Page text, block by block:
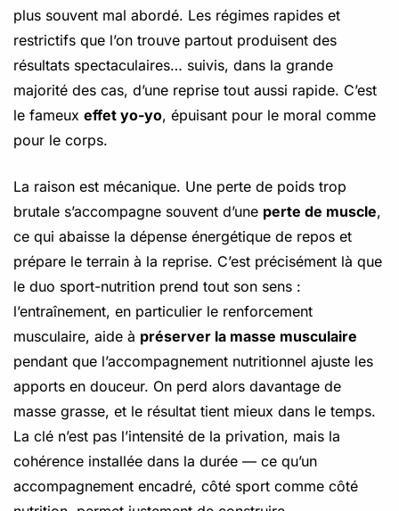
plus souvent mal abordé. Les régimes rapides et
restrictifs que l’on trouve partout produisent des
résultats spectaculaires… suivis, dans la grande
majorité des cas, d’une reprise tout aussi rapide. C’est
le fameux effet yo-yo, épuisant pour le moral comme
pour le corps.
La raison est mécanique. Une perte de poids trop
brutale s’accompagne souvent d’une perte de muscle,
ce qui abaisse la dépense énergétique de repos et
prépare le terrain à la reprise. C’est précisément là que
le duo sport-nutrition prend tout son sens :
l’entraînement, en particulier le renforcement
musculaire, aide à préserver la masse musculaire
pendant que l’accompagnement nutritionnel ajuste les
apports en douceur. On perd alors davantage de
masse grasse, et le résultat tient mieux dans le temps.
La clé n’est pas l’intensité de la privation, mais la
cohérence installée dans la durée — ce qu’un
accompagnement encadré, côté sport comme côté